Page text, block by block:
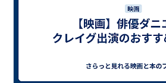
ミレニアム1 ド
の女 (下) (ハヤ
庫)
ルメ 美穂,岩澤
出版社/メーカー: